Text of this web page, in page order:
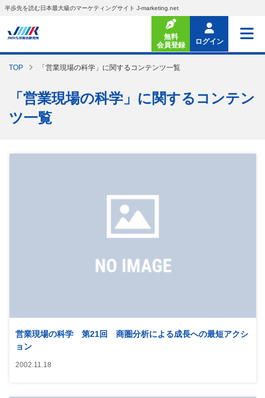
半歩先を読む日本最大級のマーケティングサイト J-marketing.net
無料
会員登録
ログイン
TOP 「営業現場の科学」に関するコンテンツ一覧
「営業現場の科学」に関するコンテン
ツ一覧
営業現場の科学 第21回 商圏分析による成長への最短アクシ
ョン
2002.11.18